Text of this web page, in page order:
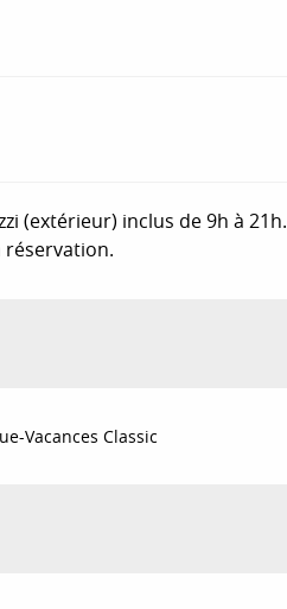
(extérieur) inclus de 9h à 21h.
réservation.
Vacances Classic